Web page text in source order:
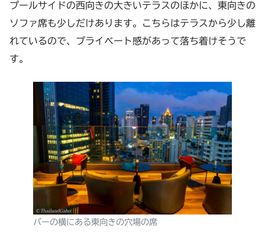
プールサイドの西向きの大きいテラスのほかに、東向きの
ソファ席も少しだけあります。こちらはテラスから少し離
れているので、プライベート感があって落ち着けそうで
す。
バーの横にある東向きの穴場の席